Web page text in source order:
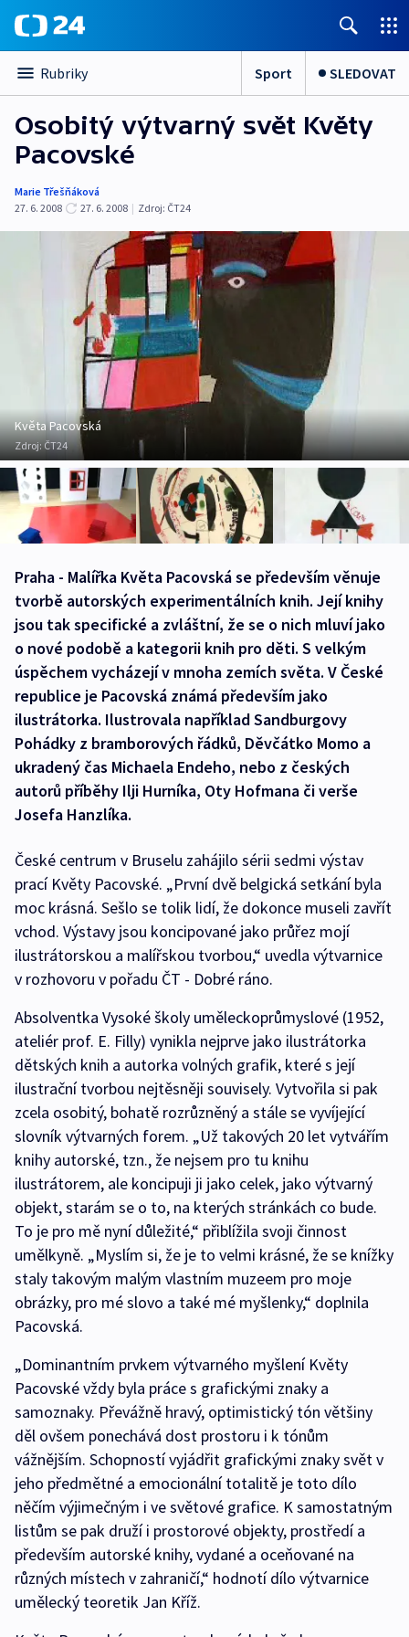
Rubriky Sport SLEDOVAT
Osobitý výtvarný svět Květy
Pacovské
Marie Třešňáková
27. 6. 2008
27. 6. 2008 | Zdroj: ČT24
Květa Pacovská
Zdroj:ČT24
Praha - Malířka Květa Pacovská se především věnuje
tvorbě autorských experimentálních knih. Její knihy
jsou tak specifické a zvláštní, že se o nich mluví jako
o nové podobě a kategorii knih pro děti. S velkým
úspěchem vycházejí v mnoha zemích světa. V České
republice je Pacovská známá především jako
ilustrátorka. Ilustrovala například Sandburgovy
Pohádky z bramborových řádků, Děvčátko Momo a
ukradený čas Michaela Endeho, nebo z českých
autorů příběhy Ilji Hurníka, Oty Hofmana či verše
Josefa Hanzlíka.
České centrum v Bruselu zahájilo sérii sedmi výstav
prací Květy Pacovské. „První dvě belgická setkání byla
moc krásná. Sešlo se tolik lidí, že dokonce museli zavřít
vchod. Výstavy jsou koncipované jako průřez mojí
ilustrátorskou a malířskou tvorbou,“ uvedla výtvarnice
v rozhovoru v pořadu ČT - Dobré ráno.
Absolventka Vysoké školy uměleckoprůmyslové (1952,
ateliér prof. E. Filly) vynikla nejprve jako ilustrátorka
dětských knih a autorka volných grafik, které s její
ilustrační tvorbou nejtěsněji souvisely. Vytvořila si pak
zcela osobitý, bohatě rozrůzněný a stále se vyvíjející
slovník výtvarných forem. „Už takových 20 let vytvářím
knihy autorské, tzn., že nejsem pro tu knihu
ilustrátorem, ale koncipuji ji jako celek, jako výtvarný
objekt, starám se o to, na kterých stránkách co bude.
To je pro mě nyní důležité,“ přiblížila svoji činnost
umělkyně. „Myslím si, že je to velmi krásné, že se knížky
staly takovým malým vlastním muzeem pro moje
obrázky, pro mé slovo a také mé myšlenky,“ doplnila
Pacovská.
„Dominantním prvkem výtvarného myšlení Květy
Pacovské vždy byla práce s grafickými znaky a
samoznaky. Převážně hravý, optimistický tón většiny
děl ovšem ponechává dost prostoru i k tónům
vážnějším. Schopností vyjádřit grafickými znaky svět v
jeho předmětné a emocionální totalitě je toto dílo
něčím výjimečným i ve světové grafice. K samostatným
listům se pak druží i prostorové objekty, prostředí a
především autorské knihy, vydané a oceňované na
různých místech v zahraničí,“ hodnotí dílo výtvarnice
umělecký teoretik Jan Kříž.